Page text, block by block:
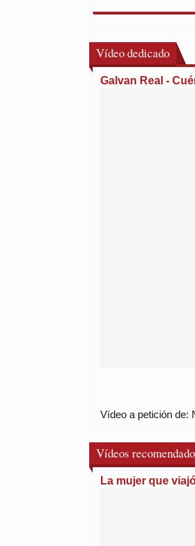
Vídeo dedicado
Galvan Real -
Vídeo a petición de:
Vídeos
La mujer que